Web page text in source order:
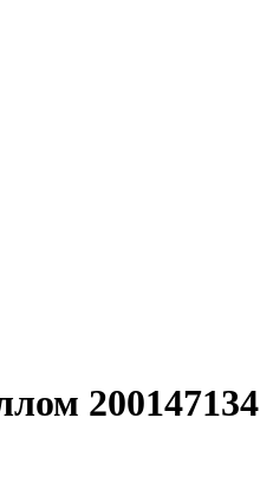
200147134